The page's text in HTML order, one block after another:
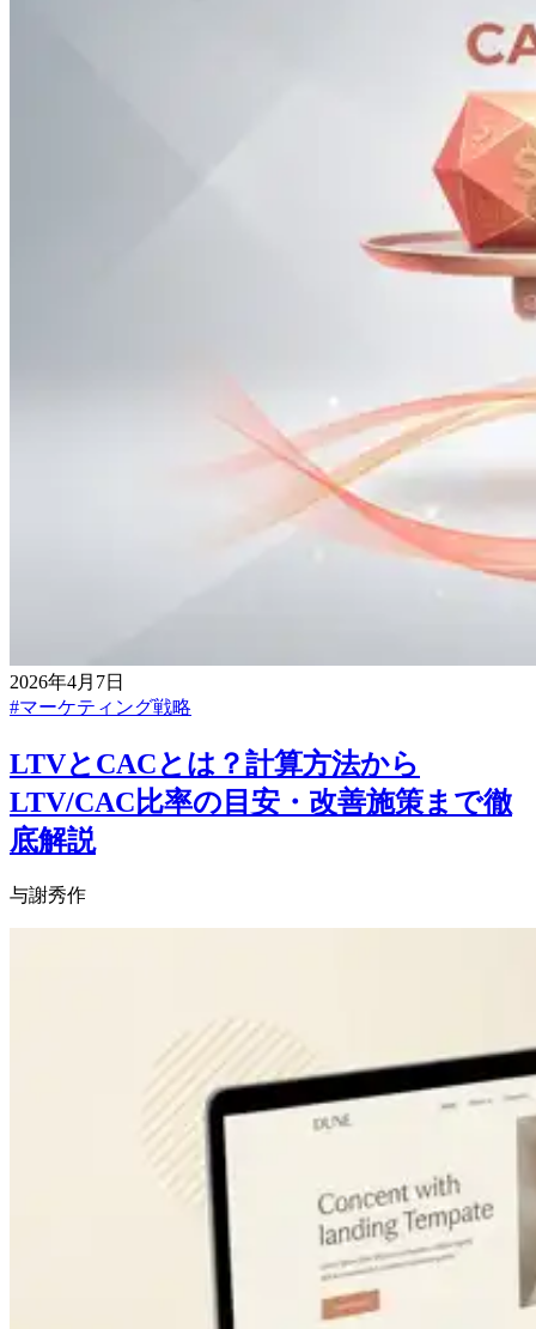
2026年4月7日
#マーケティング戦略
LTVとCACとは？計算方法から
LTV/CAC比率の目安・改善施策まで徹
底解説
与謝秀作